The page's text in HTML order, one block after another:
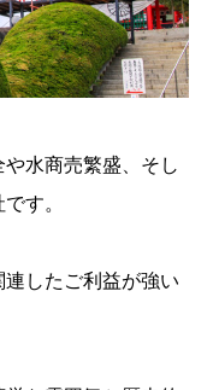
水商売繁盛、そし
す。
したご利益が強い